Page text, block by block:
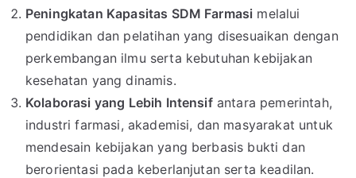
Peningkatan Kapasitas SDM Farmasi melalui
pendidikan dan pelatihan yang disesuaikan dengan
perkembangan ilmu serta kebutuhan kebijakan
kesehatan yang dinamis.
Kolaborasi yang Lebih Intensifantara pemerintah,
industri farmasi, akademisi, dan masyarakat untuk
mendesain kebijakan yang berbasis bukti dan
berorientasi pada keberlanjutan serta keadilan.